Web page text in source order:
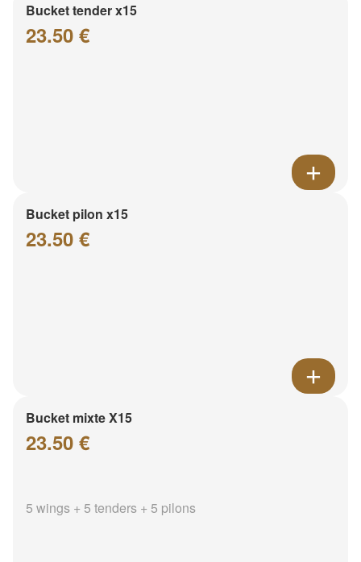
Bucket tender x15
23.50 €
Bucket pilon x15
23.50 €
Bucket mixte X15
23.50 €
5 wings + 5 tenders + 5 pilons